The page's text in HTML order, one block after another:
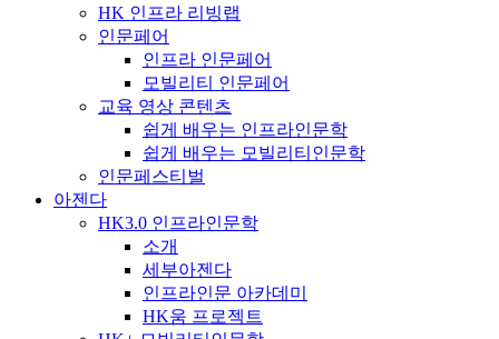
HK 인프라 리빙랩
인문페어
인프라 인문페어
모빌리티 인문페어
교육 영상 콘텐츠
쉽게 배우는 인프라인문학
쉽게 배우는 모빌리티인문학
인문페스티벌
아젠다
HK3.0 인프라인문학
소개
세부아젠다
인프라인문 아카데미
HK움 프로젝트